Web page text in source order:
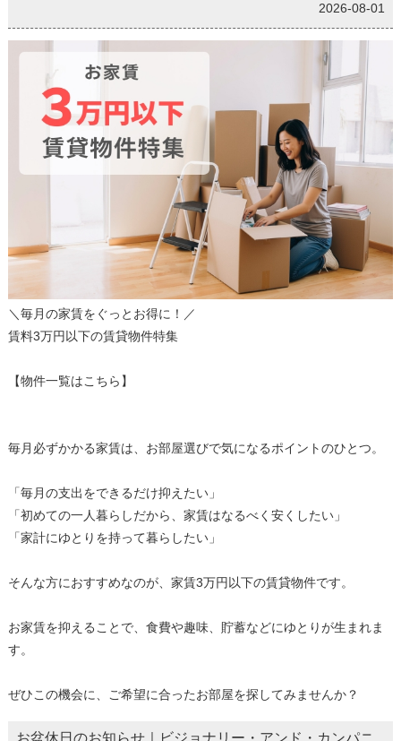
2026-08-01
＼毎月の家賃をぐっとお得に！／
賃料3万円以下の賃貸物件特集
【物件一覧はこちら】
毎月必ずかかる家賃は、お部屋選びで気になるポイントのひとつ。
「毎月の支出をできるだけ抑えたい」
「初めての一人暮らしだから、家賃はなるべく安くしたい」
「家計にゆとりを持って暮らしたい」
そんな方におすすめなのが、家賃3万円以下の賃貸物件です。
お家賃を抑えることで、食費や趣味、貯蓄などにゆとりが生まれま
す。
ぜひこの機会に、ご希望に合ったお部屋を探してみませんか？
お盆休日のお知らせ｜ビジョナリー・アンド・カンパニ